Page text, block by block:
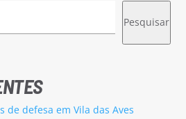
Pesquisar
de defesa em Vila das Aves